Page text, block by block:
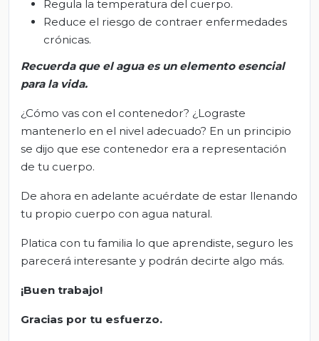
Regula la temperatura del cuerpo.
Reduce el riesgo de contraer enfermedades
crónicas.
Recuerda que el agua es un elemento esencial
para la vida.
¿Cómo vas con el contenedor? ¿Lograste
mantenerlo en el nivel adecuado? En un principio
se dijo que ese contenedor era a representación
de tu cuerpo.
De ahora en adelante acuérdate de estar llenando
tu propio cuerpo con agua natural.
Platica con tu familia lo que aprendiste, seguro les
parecerá interesante y podrán decirte algo más.
¡Buen trabajo!
Gracias por tu esfuerzo.